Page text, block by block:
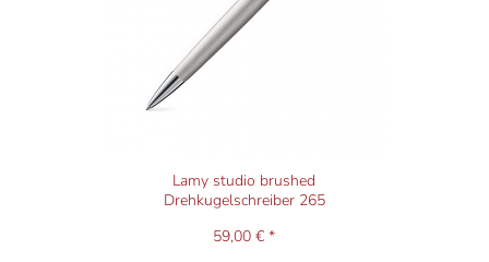
Lamy studio brushed
Drehkugelschreiber 265
59,00 € *